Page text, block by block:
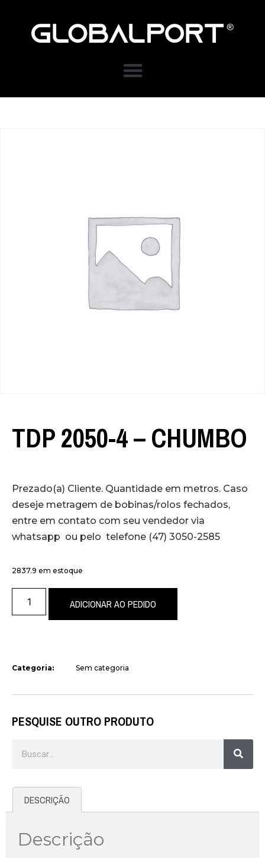
TDP 2050-4 – CHUMBO
Prezado(a) Cliente. Quantidade em metros. Caso
deseje metragem de bobinas/rolos fechados,
entre em contato com seu vendedor via
whatsapp ou pelo telefone (47) 3050-2585
2837.9 em estoque
ADICIONAR AO PEDIDO
Categoria: Sem categoria
PESQUISE OUTRO PRODUTO
DESCRIÇÃO
Descrição